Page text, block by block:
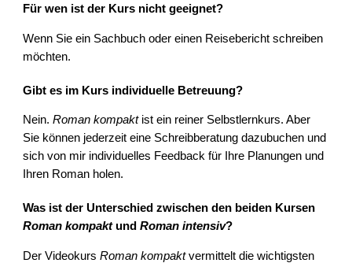
Für wen ist der Kurs nicht geeignet?
Wenn Sie ein Sachbuch oder einen Reisebericht schreiben
möchten.
Gibt es im Kurs individuelle Betreuung?
Nein.Roman kompaktist ein reiner Selbstlernkurs. Aber
Sie können jederzeit eine Schreibberatung dazubuchen und
sich von mir individuelles Feedback für Ihre Planungen und
Ihren Roman holen.
Was ist der Unterschied zwischen den beiden Kursen
Roman kompaktundRoman intensiv?
Der VideokursRoman kompaktvermittelt die wichtigsten